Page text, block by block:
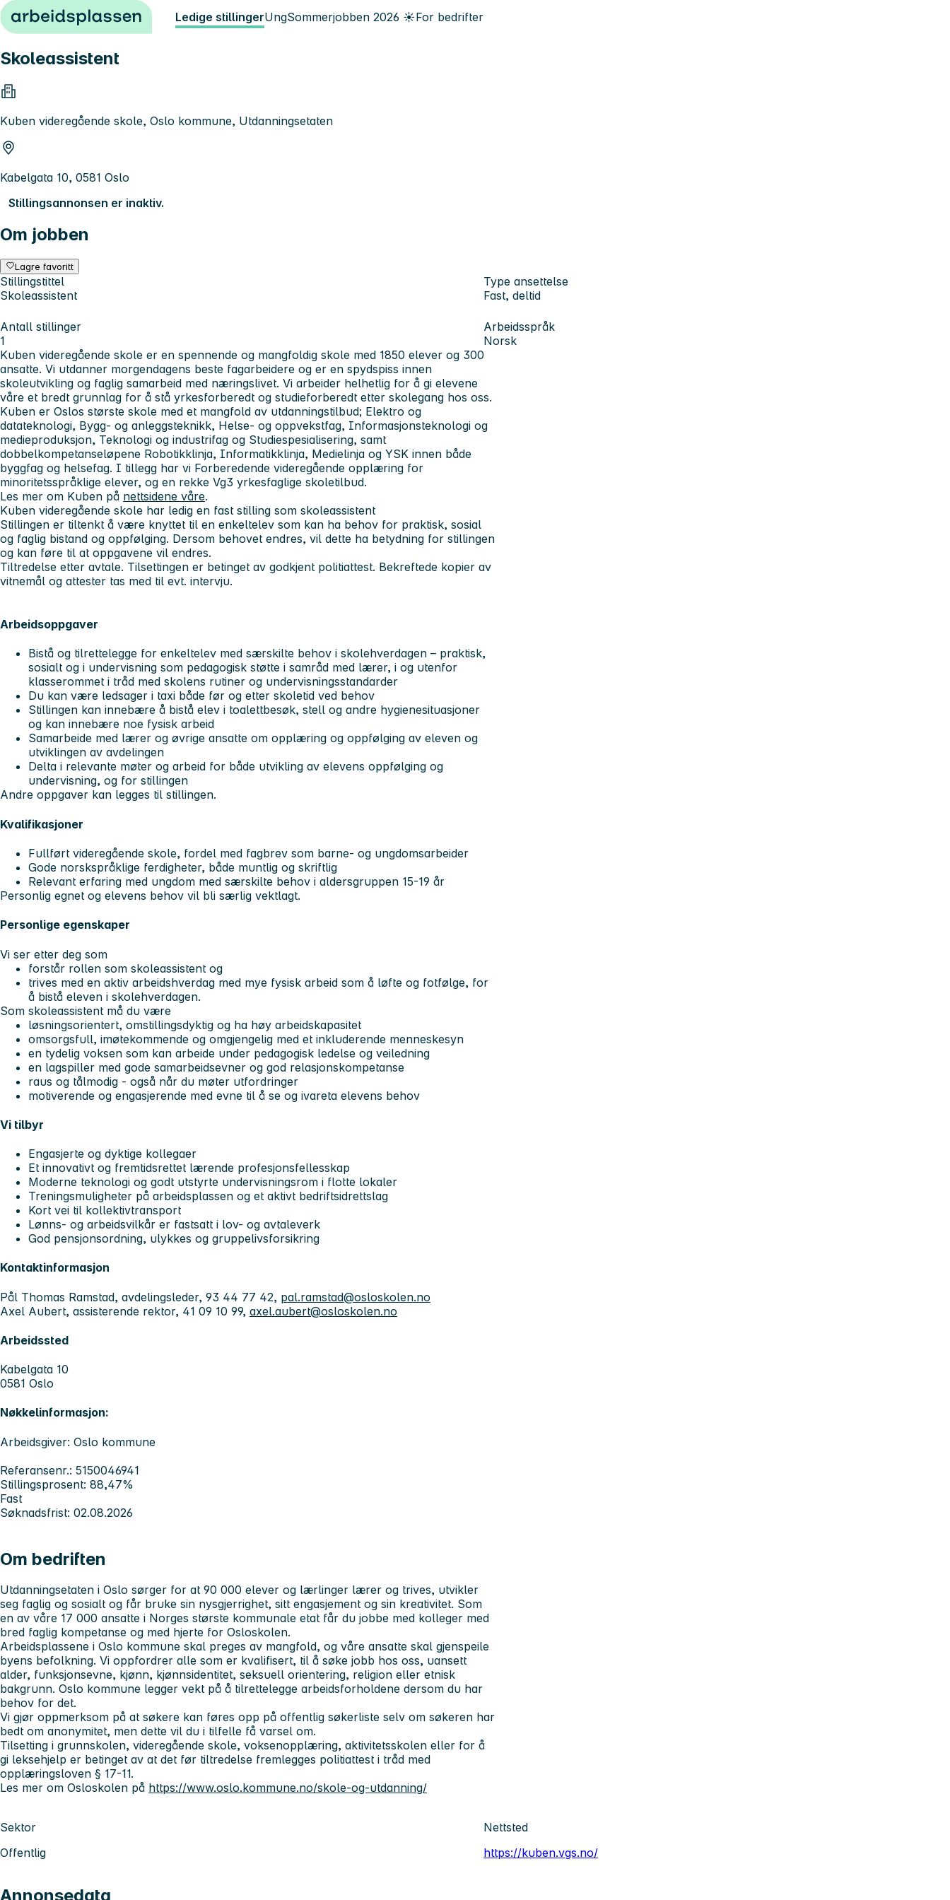
Hopp til innhold Ledige stillingerUngSommerjobben 2026 ☀️For bedrifter
Skoleassistent
Kuben videregående skole, Oslo kommune, Utdanningsetaten
Kabelgata 10, 0581 Oslo
Stillingsannonsen er inaktiv.
Om jobben
Lagre favoritt
Stillingstittel
Skoleassistent
Type ansettelse
Fast, deltid
Antall stillinger
1
Arbeidsspråk
Norsk
Kuben videregående skole er en spennende og mangfoldig skole med 1850 elever og 300
ansatte. Vi utdanner morgendagens beste fagarbeidere og er en spydspiss innen
skoleutvikling og faglig samarbeid med næringslivet. Vi arbeider helhetlig for å gi elevene
våre et bredt grunnlag for å stå yrkesforberedt og studieforberedt etter skolegang hos oss.
Kuben er Oslos største skole med et mangfold av utdanningstilbud; Elektro og
datateknologi, Bygg- og anleggsteknikk, Helse- og oppvekstfag, Informasjonsteknologi og
medieproduksjon, Teknologi og industrifag og Studiespesialisering, samt
dobbelkompetanseløpene Robotikklinja, Informatikklinja, Medielinja og YSK innen både
byggfag og helsefag. I tillegg har vi Forberedende videregående opplæring for
minoritetsspråklige elever, og en rekke Vg3 yrkesfaglige skoletilbud.
Les mer om Kuben på nettsidene våre.
Kuben videregående skole har ledig en fast stilling som skoleassistent
Stillingen er tiltenkt å være knyttet til en enkeltelev som kan ha behov for praktisk, sosial
og faglig bistand og oppfølging. Dersom behovet endres, vil dette ha betydning for stillingen
og kan føre til at oppgavene vil endres.
Tiltredelse etter avtale. Tilsettingen er betinget av godkjent politiattest. Bekreftede kopier av
vitnemål og attester tas med til evt. intervju.
Arbeidsoppgaver
Bistå og tilrettelegge for enkeltelev med særskilte behov i skolehverdagen – praktisk,
sosialt og i undervisning som pedagogisk støtte i samråd med lærer, i og utenfor
klasserommet i tråd med skolens rutiner og undervisningsstandarder
Du kan være ledsager i taxi både før og etter skoletid ved behov
Stillingen kan innebære å bistå elev i toalettbesøk, stell og andre hygienesituasjoner
og kan innebære noe fysisk arbeid
Samarbeide med lærer og øvrige ansatte om opplæring og oppfølging av eleven og
utviklingen av avdelingen
Delta i relevante møter og arbeid for både utvikling av elevens oppfølging og
undervisning, og for stillingen
Andre oppgaver kan legges til stillingen.
Kvalifikasjoner
Fullført videregående skole, fordel med fagbrev som barne- og ungdomsarbeider
Gode norskspråklige ferdigheter, både muntlig og skriftlig
Relevant erfaring med ungdom med særskilte behov i aldersgruppen 15-19 år
Personlig egnet og elevens behov vil bli særlig vektlagt.
Personlige egenskaper
Vi ser etter deg som
forstår rollen som skoleassistent og
trives med en aktiv arbeidshverdag med mye fysisk arbeid som å løfte og fotfølge, for
å bistå eleven i skolehverdagen.
Som skoleassistent må du være
løsningsorientert, omstillingsdyktig og ha høy arbeidskapasitet
omsorgsfull, imøtekommende og omgjengelig med et inkluderende menneskesyn
en tydelig voksen som kan arbeide under pedagogisk ledelse og veiledning
en lagspiller med gode samarbeidsevner og god relasjonskompetanse
raus og tålmodig - også når du møter utfordringer
motiverende og engasjerende med evne til å se og ivareta elevens behov
Vi tilbyr
Engasjerte og dyktige kollegaer
Et innovativt og fremtidsrettet lærende profesjonsfellesskap
Moderne teknologi og godt utstyrte undervisningsrom i flotte lokaler
Treningsmuligheter på arbeidsplassen og et aktivt bedriftsidrettslag
Kort vei til kollektivtransport
Lønns- og arbeidsvilkår er fastsatt i lov- og avtaleverk
God pensjonsordning, ulykkes og gruppelivsforsikring
Kontaktinformasjon
Pål Thomas Ramstad, avdelingsleder, 93 44 77 42, pal.ramstad@osloskolen.no
Axel Aubert, assisterende rektor, 41 09 10 99, axel.aubert@osloskolen.no
Arbeidssted
Kabelgata 10
0581 Oslo
Nøkkelinformasjon:
Arbeidsgiver: Oslo kommune
Referansenr.: 5150046941
Stillingsprosent: 88,47%
Fast
Søknadsfrist: 02.08.2026
Om bedriften
Utdanningsetaten i Oslo sørger for at 90 000 elever og lærlinger lærer og trives, utvikler
seg faglig og sosialt og får bruke sin nysgjerrighet, sitt engasjement og sin kreativitet. Som
en av våre 17 000 ansatte i Norges største kommunale etat får du jobbe med kolleger med
bred faglig kompetanse og med hjerte for Osloskolen.
Arbeidsplassene i Oslo kommune skal preges av mangfold, og våre ansatte skal gjenspeile
byens befolkning. Vi oppfordrer alle som er kvalifisert, til å søke jobb hos oss, uansett
alder, funksjonsevne, kjønn, kjønnsidentitet, seksuell orientering, religion eller etnisk
bakgrunn. Oslo kommune legger vekt på å tilrettelegge arbeidsforholdene dersom du har
behov for det.
Vi gjør oppmerksom på at søkere kan føres opp på offentlig søkerliste selv om søkeren har
bedt om anonymitet, men dette vil du i tilfelle få varsel om.
Tilsetting i grunnskolen, videregående skole, voksenopplæring, aktivitetsskolen eller for å
gi leksehjelp er betinget av at det før tiltredelse fremlegges politiattest i tråd med
opplæringsloven § 17-11.
Les mer om Osloskolen på https://www.oslo.kommune.no/skole-og-utdanning/
Sektor
Offentlig
Nettsted
https://kuben.vgs.no/
Annonsedata